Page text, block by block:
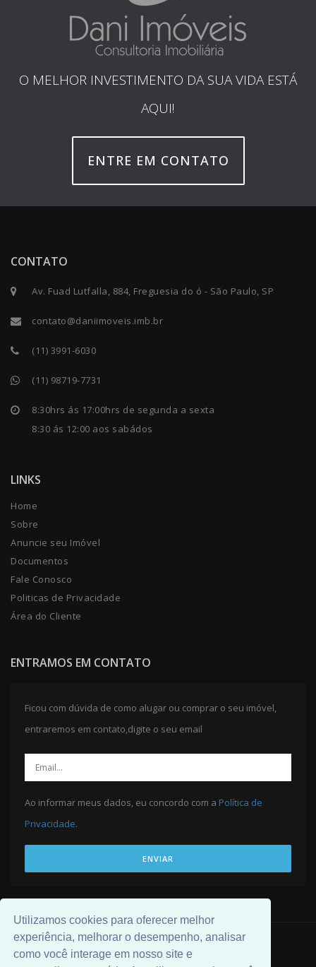
Utilizamos cookies para oferecer melhor
experiência, melhorar o desempenho, analisar
como você interage em nosso site e
O MELHOR INVESTIMENTO DA SUA VIDA ESTÁ
AQUI!
ENTRE EM CONTATO
CONTATO
Av. Fuad Lutfalla, 884, Freguesia do ó - São Paulo, SP
contato@daniimoveis.imb.br
(11) 3991-6030
(11) 98719-7731
8:30hrs ás 17:00hrs de segunda a sexta
8:30 ás 12:00 aos sabádos
LINKS
Home
Sobre
Anuncie seu Imóvel
Documentos
Fale Conosco
Politicas de Privacidade
Área do Cliente
ENTRAMOS EM CONTATO
Ficou com dúvida de como alugar ou comprar o seu imóvel,
entraremos em contato,digite o seu email
Ao informar meus dados, eu concordo com a Política de
Privacidade.
ENVIAR
© 2026 Desenvolvido por Universal Software